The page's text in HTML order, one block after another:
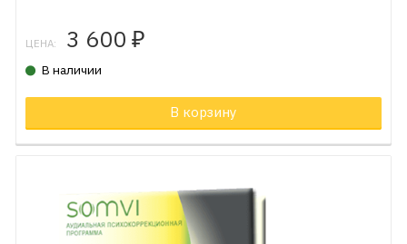
ЦЕНА: 3 600 ₽
В наличии
В корзину